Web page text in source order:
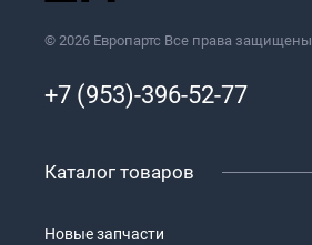
© 2026 Европартс Все права защищены
+7 (953)-396-52-77
Каталог товаров
Новые запчасти